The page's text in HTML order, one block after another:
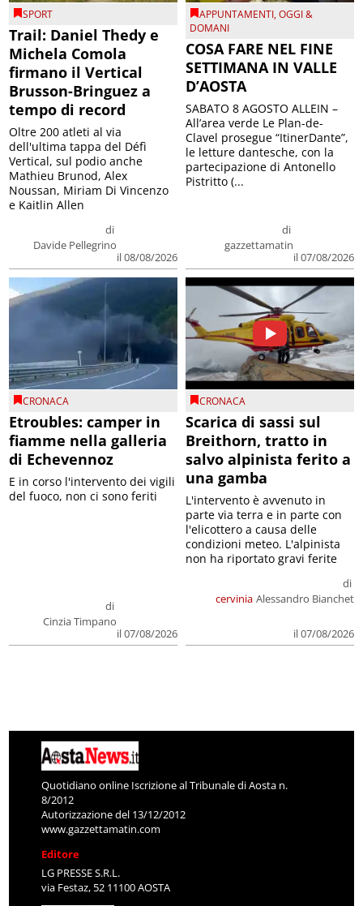
SPORT
Trail: Daniel Thedy e
Michela Comola
firmano il Vertical
Brusson-Bringuez a
tempo di record
di
Davide Pellegrino
il 08/08/2026
Oltre 200 atleti al via
dell'ultima tappa del Défì
Vertical, sul podio anche
Mathieu Brunod, Alex
Noussan, Miriam Di Vincenzo
e Kaitlin Allen
APPUNTAMENTI,OGGI &
DOMANI
COSA FARE NEL FINE
SETTIMANA IN VALLE
D’AOSTA
di
gazzettamatin
il 07/08/2026
SABATO 8 AGOSTO ALLEIN –
All’area verde Le Plan-de-
Clavel prosegue “ItinerDante”,
le letture dantesche, con la
partecipazione di Antonello
Pistritto (...
CRONACA
Etroubles: camper in
fiamme nella galleria
di Echevennoz
di
Cinzia Timpano
il 07/08/2026
E in corso l'intervento dei vigili
del fuoco, non ci sono feriti
CRONACA
Scarica di sassi sul
Breithorn, tratto in
salvo alpinista ferito a
una gamba
cervinia
di
Alessandro Bianchet
il 07/08/2026
L'intervento è avvenuto in
parte via terra e in parte con
l'elicottero a causa delle
condizioni meteo. L'alpinista
non ha riportato gravi ferite
Quotidiano online Iscrizione al Tribunale di Aosta n.
8/2012
Autorizzazione del 13/12/2012
www.gazzettamatin.com
Editore
LG PRESSE S.R.L.
via Festaz, 52 11100 AOSTA